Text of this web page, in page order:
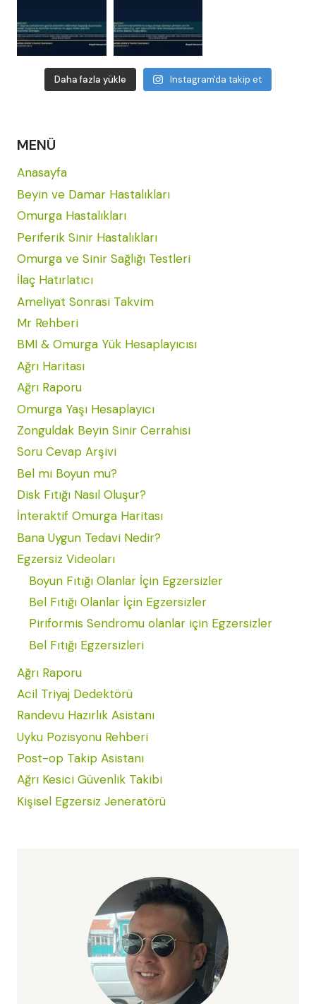
Daha fazla yükle Instagram'da takip et
MENÜ
Anasayfa
Beyin ve Damar Hastalıkları
Omurga Hastalıkları
Periferik Sinir Hastalıkları
Omurga ve Sinir Sağlığı Testleri
İlaç Hatırlatıcı
Ameliyat Sonrasi Takvim
Mr Rehberi
BMI & Omurga Yük Hesaplayıcısı
Ağrı Haritası
Ağrı Raporu
Omurga Yaşı Hesaplayıcı
Zonguldak Beyin Sinir Cerrahisi
Soru Cevap Arşivi
Bel mi Boyun mu?
Disk Fıtığı Nasıl Oluşur?
İnteraktif Omurga Haritası
Bana Uygun Tedavi Nedir?
Egzersiz Videoları
Boyun Fıtığı Olanlar İçin Egzersizler
Bel Fıtığı Olanlar İçin Egzersizler
Piriformis Sendromu olanlar için Egzersizler
Bel Fıtığı Egzersizleri
Ağrı Raporu
Acil Triyaj Dedektörü
Randevu Hazırlık Asistanı
Uyku Pozisyonu Rehberi
Post-op Takip Asistanı
Ağrı Kesici Güvenlik Takibi
Kişisel Egzersiz Jeneratörü